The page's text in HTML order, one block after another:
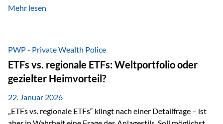
Sachwerten mit einer Investition in Sachwerte zu
gerade dann, wenn Märkte nervös werden,…
Mehr lesen
PWP - Private Wealth Police
ETFs vs. regionale ETFs: Weltportfolio oder
gezielter Heimvorteil?
22. Januar 2026
„ETFs vs. regionale ETFs“ klingt nach einer Detailfrage – ist